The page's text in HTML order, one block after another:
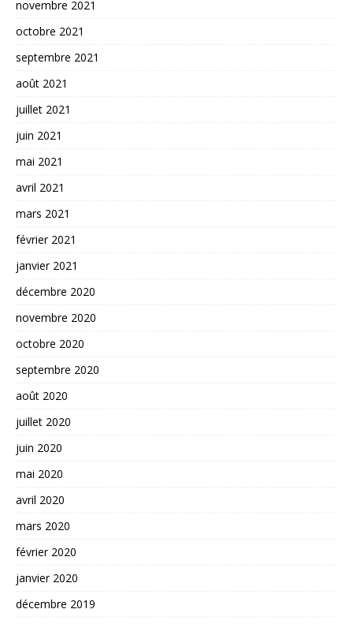
novembre 2021
octobre 2021
septembre 2021
août 2021
juillet 2021
juin 2021
mai 2021
avril 2021
mars 2021
février 2021
janvier 2021
décembre 2020
novembre 2020
octobre 2020
septembre 2020
août 2020
juillet 2020
juin 2020
mai 2020
avril 2020
mars 2020
février 2020
janvier 2020
décembre 2019